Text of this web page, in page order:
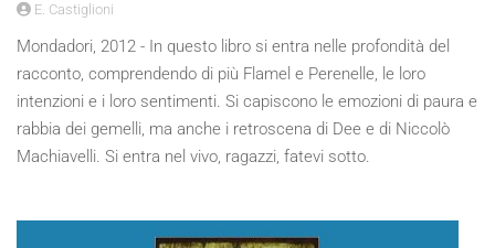
E. Castiglioni
Mondadori, 2012 - In questo libro si entra nelle profondità del
racconto, comprendendo di più Flamel e Perenelle, le loro
intenzioni e i loro sentimenti. Si capiscono le emozioni di paura e
rabbia dei gemelli, ma anche i retroscena di Dee e di Niccolò
Machiavelli. Si entra nel vivo, ragazzi, fatevi sotto.